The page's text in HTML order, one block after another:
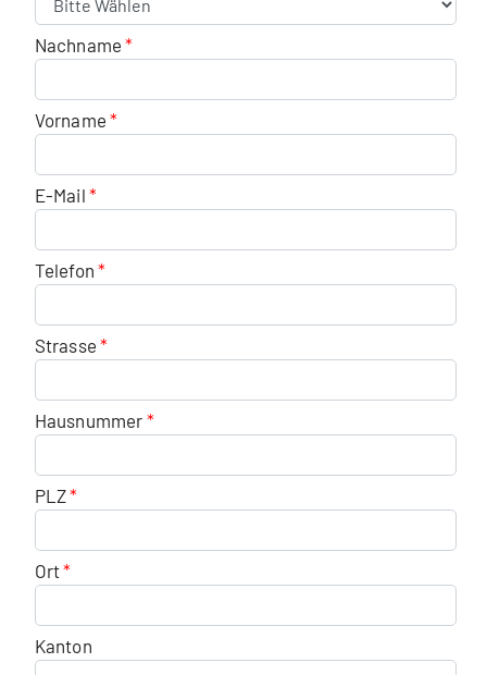
Nachname
Vorname
E-Mail
Telefon
Strasse
Hausnummer
PLZ
Ort
Kanton